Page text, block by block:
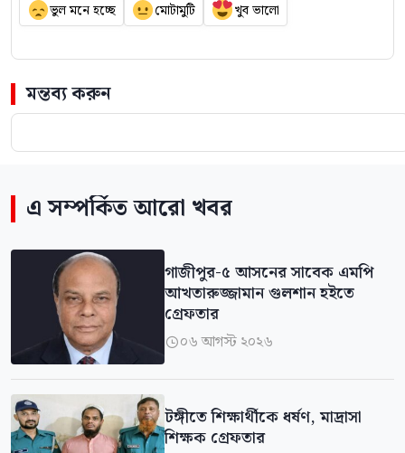
ভুল মনে হচ্ছে মোটামুটি খুব ভালো
মন্তব্য করুন
এ সম্পর্কিত আরো খবর
গাজীপুর-৫ আসনের সাবেক এমপি
আখতারুজ্জামান গুলশান হইতে
গ্রেফতার
০৬ আগস্ট ২০২৬
টঙ্গীতে শিক্ষার্থীকে ধর্ষণ, মাদ্রাসা
শিক্ষক গ্রেফতার